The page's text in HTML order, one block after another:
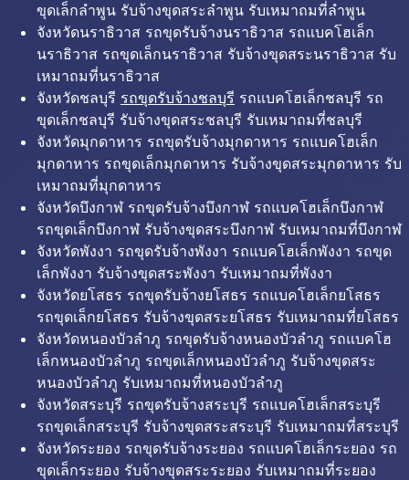
ขุดเล็กลำพูน รับจ้างขุดสระลำพูน รับเหมาถมที่ลำพูน
จังหวัดนราธิวาส รถขุดรับจ้างนราธิวาส รถแบคโฮเล็ก
นราธิวาส รถขุดเล็กนราธิวาส รับจ้างขุดสระนราธิวาส รับ
เหมาถมที่นราธิวาส
จังหวัดชลบุรี รถขุดรับจ้างชลบุรี รถแบคโฮเล็กชลบุรี รถ
ขุดเล็กชลบุรี รับจ้างขุดสระชลบุรี รับเหมาถมที่ชลบุรี
จังหวัดมุกดาหาร รถขุดรับจ้างมุกดาหาร รถแบคโฮเล็ก
มุกดาหาร รถขุดเล็กมุกดาหาร รับจ้างขุดสระมุกดาหาร รับ
เหมาถมที่มุกดาหาร
จังหวัดบึงกาฬ รถขุดรับจ้างบึงกาฬ รถแบคโฮเล็กบึงกาฬ
รถขุดเล็กบึงกาฬ รับจ้างขุดสระบึงกาฬ รับเหมาถมที่บึงกาฬ
จังหวัดพังงา รถขุดรับจ้างพังงา รถแบคโฮเล็กพังงา รถขุด
เล็กพังงา รับจ้างขุดสระพังงา รับเหมาถมที่พังงา
จังหวัดยโสธร รถขุดรับจ้างยโสธร รถแบคโฮเล็กยโสธร
รถขุดเล็กยโสธร รับจ้างขุดสระยโสธร รับเหมาถมที่ยโสธร
จังหวัดหนองบัวลำภู รถขุดรับจ้างหนองบัวลำภู รถแบคโฮ
เล็กหนองบัวลำภู รถขุดเล็กหนองบัวลำภู รับจ้างขุดสระ
หนองบัวลำภู รับเหมาถมที่หนองบัวลำภู
จังหวัดสระบุรี รถขุดรับจ้างสระบุรี รถแบคโฮเล็กสระบุรี
รถขุดเล็กสระบุรี รับจ้างขุดสระสระบุรี รับเหมาถมที่สระบุรี
จังหวัดระยอง รถขุดรับจ้างระยอง รถแบคโฮเล็กระยอง รถ
ขุดเล็กระยอง รับจ้างขุดสระระยอง รับเหมาถมที่ระยอง